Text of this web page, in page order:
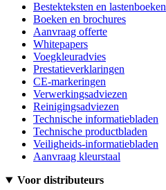
Bestekteksten en lastenboeken
Boeken en brochures
Aanvraag offerte
Whitepapers
Voegkleuradvies
Prestatieverklaringen
CE-markeringen
Verwerkingsadviezen
Reinigingsadviezen
Technische informatiebladen
Technische productbladen
Veiligheids-informatiebladen
Aanvraag kleurstaal
Voor distributeurs